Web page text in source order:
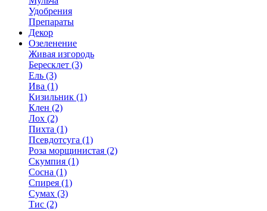
Удобрения
Препараты
Декор
Озеленение
Живая изгородь
Бересклет (3)
Ель (3)
Ива (1)
Кизильник (1)
Клен (2)
Лох (2)
Пихта (1)
Псевдотсуга (1)
Роза морщинистая (2)
Скумпия (1)
Сосна (1)
Спирея (1)
Сумах (3)
Тис (2)